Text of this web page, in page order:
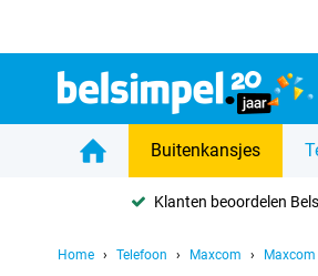
Buitenkansjes
Klanten beoordelen
Home Telefoon Maxcom